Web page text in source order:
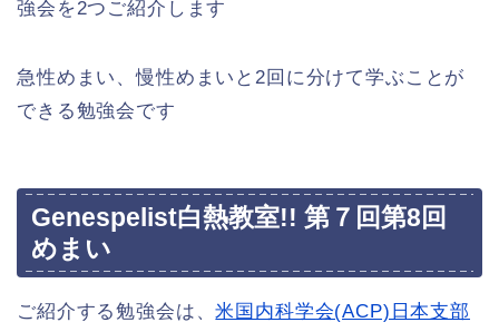
強会を2つご紹介します
急性めまい、慢性めまいと2回に分けて学ぶことが
できる勉強会です
Genespelist白熱教室!! 第７回第8回
めまい
ご紹介する勉強会は、米国内科学会(ACP)日本支部